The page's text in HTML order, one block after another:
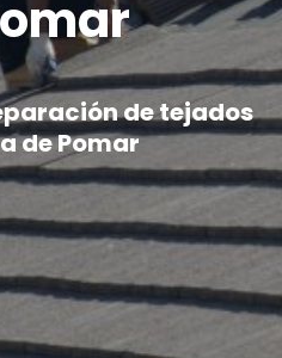
de tejados
de Pomar